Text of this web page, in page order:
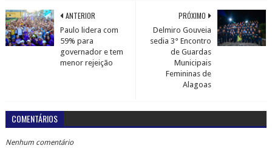
PRÓXIMO
Delmiro Gouveia
sedia 3° Encontro
de Guardas
Municipais
Femininas de
Alagoas
ANTERIOR
Paulo lidera com
59% para
governador e tem
menor rejeição
COMENTÁRIOS
Nenhum comentário